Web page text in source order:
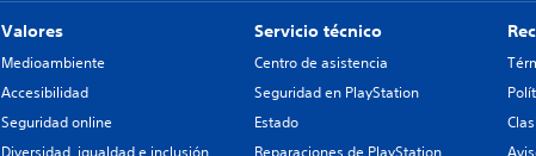
Valores
Medioambiente
Accesibilidad
Seguridad online
Servicio técnico
Centro de asistencia
Seguridad en PlayStation
Estado